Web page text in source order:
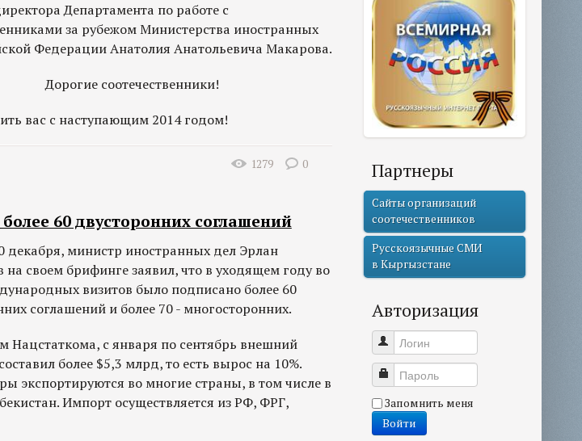
Департамента по работе с
за рубежом Министерства иностранных
Федерации Анатолия Анатольевича Макарова.
Дорогие соотечественники!
вас с наступающим 2014 годом!
1279 0
60 двусторонних соглашений
декабря, министр иностранных дел Эрлан
своем брифинге заявил, что в уходящем году во
визитов было подписано более 60
соглашений и более 70 - многосторонних.
Нацстаткома, с января по сентябрь внешний
более $5,3 млрд, то есть вырос на 10%.
экспортируются во многие страны, в том числе в
Импорт осуществляется из РФ, ФРГ,
Партнеры
Сайты организаций
соотечественников
Русскоязычные СМИ
в Кыргызстане
Авторизация
Логин
Пароль
Запомнить меня
Войти